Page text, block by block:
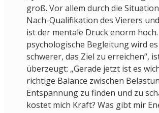
groß. Vor allem durch die
Nach-Qualifikation des Vierers
ist der mentale Druck enorm
psychologische Begleitung wird
schwerer, das Ziel zu erreichen“,
überzeugt: „Gerade jetzt ist es
richtige Balance zwischen
Entspannung zu finden und zu
kostet mich Kraft? Was gibt mir